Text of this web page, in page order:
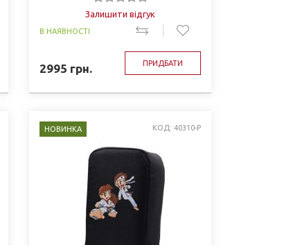
Залишити відгук
В НАЯВНОСТІ
2995 грн. ПРИДБАТИ
НОВИНКА КОД: 40310-P